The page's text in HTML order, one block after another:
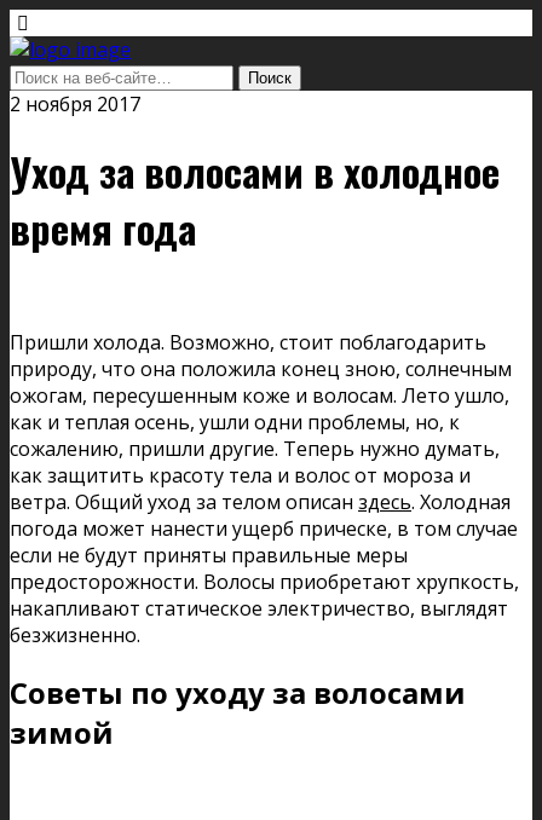
2 ноября 2017
Уход за волосами в холодное
время года
Пришли холода. Возможно, стоит поблагодарить
природу, что она положила конец зною, солнечным
ожогам, пересушенным коже и волосам. Лето ушло,
как и теплая осень, ушли одни проблемы, но, к
сожалению, пришли другие. Теперь нужно думать,
как защитить красоту тела и волос от мороза и
ветра. Общий уход за телом описан здесь. Холодная
погода может нанести ущерб прическе, в том случае
если не будут приняты правильные меры
предосторожности. Волосы приобретают хрупкость,
накапливают статическое электричество, выглядят
безжизненно.
Советы по уходу за волосами
зимой